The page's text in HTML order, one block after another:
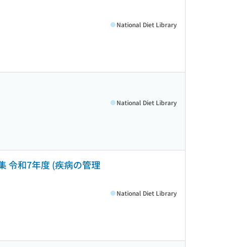
National Diet Library
National Diet Library
令和7年度 (疾病の管理
National Diet Library